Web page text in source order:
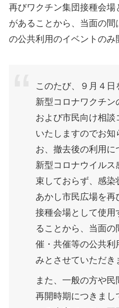
再びワクチン集団接種会場
があることから、当面の
の公共利用のイベントのみ
このたび、９月４日
新型コロナワクチン
および市民向け相談
いたしますのでお知
お、撤去後の利用に
新型コロナウイルス
束しておらず、感染
あかし市民広場を再
接種会場として使用
ることから、当面の
催・共催等の公共利
みとさせていただき
また、一般の方や民
再開時期につきまし